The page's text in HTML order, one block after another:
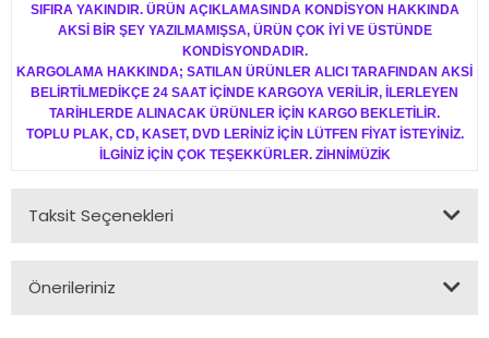
SIFIRA YAKINDIR. ÜRÜN AÇIKLAMASINDA KONDİSYON HAKKINDA
AKSİ BİR ŞEY YAZILMAMIŞSA, ÜRÜN ÇOK İYİ VE ÜSTÜNDE
KONDİSYONDADIR.
KARGOLAMA HAKKINDA; SATILAN ÜRÜNLER ALICI TARAFINDAN AKSİ
BELİRTİLMEDİKÇE 24 SAAT İÇİNDE KARGOYA VERİLİR, İLERLEYEN
TARİHLERDE ALINACAK ÜRÜNLER İÇİN KARGO BEKLETİLİR.
TOPLU PLAK, CD, KASET, DVD LERİNİZ İÇİN LÜTFEN FİYAT İSTEYİNİZ.
İLGİNİZ İÇİN ÇOK TEŞEKKÜRLER. ZİHNİMÜZİK
Taksit Seçenekleri
Önerileriniz